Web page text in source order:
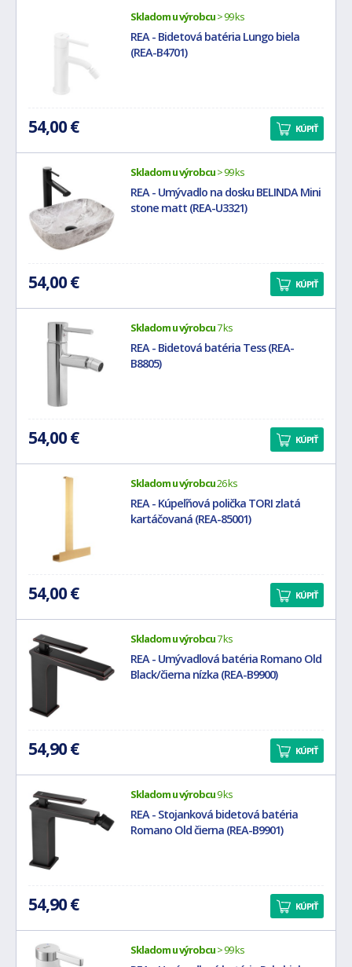
Skladom u výrobcu> 99 ks
REA - Bidetová batéria Lungo biela
(REA-B4701)
54,00 € KÚPIŤ
Skladom u výrobcu> 99 ks
REA - Umývadlo na dosku BELINDA Mini
stone matt (REA-U3321)
54,00 € KÚPIŤ
Skladom u výrobcu7 ks
REA - Bidetová batéria Tess (REA-
B8805)
54,00 € KÚPIŤ
Skladom u výrobcu26 ks
REA - Kúpeľňová polička TORI zlatá
kartáčovaná (REA-85001)
54,00 € KÚPIŤ
Skladom u výrobcu7 ks
REA - Umývadlová batéria Romano Old
Black/čierna nízka (REA-B9900)
54,90 € KÚPIŤ
Skladom u výrobcu9 ks
REA - Stojanková bidetová batéria
Romano Old čierna (REA-B9901)
54,90 € KÚPIŤ
Skladom u výrobcu> 99 ks